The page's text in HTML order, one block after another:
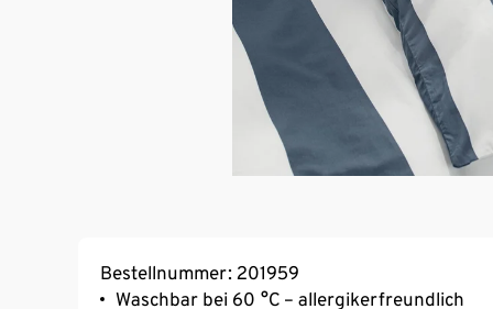
Bestellnummer: 201959
Waschbar bei 60 °C – allergikerfreundlich